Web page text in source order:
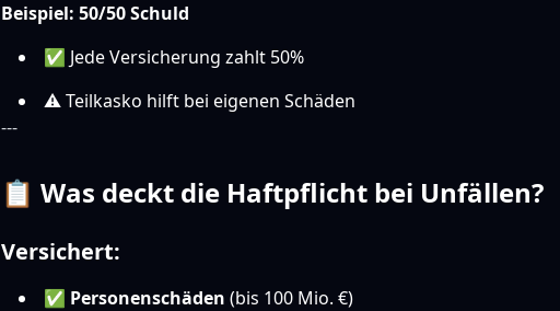
Beispiel: 50/50 Schuld
✅ Jede Versicherung zahlt 50%
⚠️ Teilkasko hilft bei eigenen Schäden
---
📋 Was deckt die Haftpflicht bei Unfällen?
Versichert:
✅ Personenschäden (bis 100 Mio. €)